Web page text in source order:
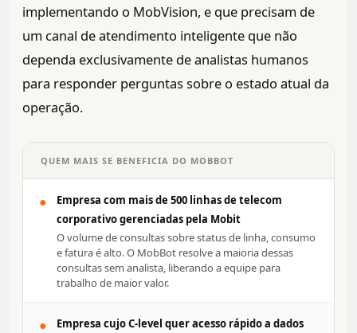
implementando o MobVision, e que precisam de
um canal de atendimento inteligente que não
dependa exclusivamente de analistas humanos
para responder perguntas sobre o estado atual da
operação.
QUEM MAIS SE BENEFICIA DO MOBBOT
●
Empresa com mais de 500 linhas de telecom
corporativo gerenciadas pela Mobit
O volume de consultas sobre status de linha, consumo
e fatura é alto. O MobBot resolve a maioria dessas
consultas sem analista, liberando a equipe para
trabalho de maior valor.
●
Empresa cujo C-level quer acesso rápido a dados